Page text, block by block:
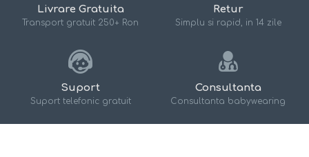
Livrare Gratuita
Transport gratuit 250+ Ron
Retur
Simplu si rapid, in 14 zile
Suport
Suport telefonic gratuit
Consultanta
Consultanta babywearing